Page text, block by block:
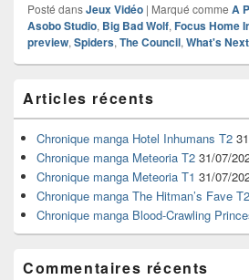
Posté dansJeux Vidéo | Marqué comme A
Asobo Studio, Big Bad Wolf, Focus Home
preview, Spiders, The Council, What's Next
principale
de
widget
pour
barre
latérale
Articles récents
Chronique manga Hotel Inhumans T2
Chronique manga Meteoria T2 31/07/
Chronique manga Meteoria T1 31/07/
Chronique manga The Hitman’s Fave T2
Chronique manga Blood-Crawling
Commentaires récents